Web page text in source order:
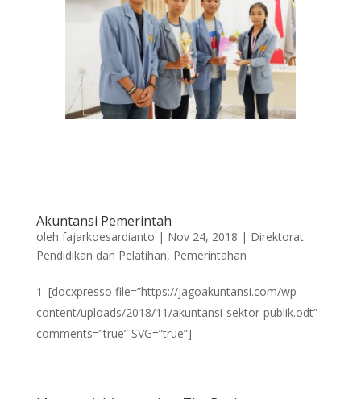
Akuntansi Pemerintah
oleh fajarkoesardianto | Nov 24, 2018 | Direktorat
Pendidikan dan Pelatihan, Pemerintahan
[docxpresso file=”https://jagoakuntansi.com/wp-
content/uploads/2018/11/akuntansi-sektor-publik.odt”
comments=”true” SVG=”true”]